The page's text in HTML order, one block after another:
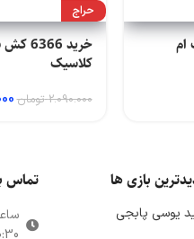
ام
حراج
خرید
کلاسیک
2.090.000 تومان
بازی ها
یوسی پابجی
تماس
10:30